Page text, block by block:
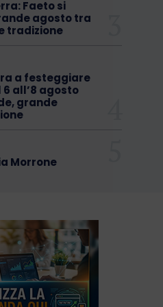
Faeto si
agosto tra
tradizione
a festeggiare
6 all’8 agosto
grande
Morrone